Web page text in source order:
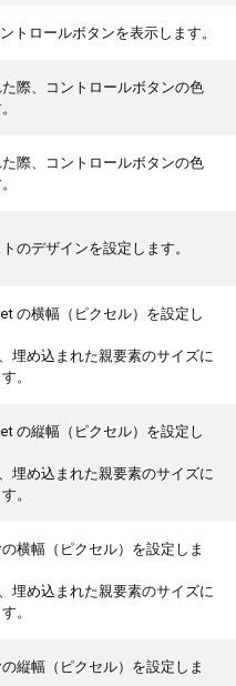
トロールボタンを表示します。
際、コントロールボタンの色
際、コントロールボタンの色
のデザインを設定します。
の横幅（ピクセル）を設定し
埋め込まれた親要素のサイズに
。
の縦幅（ピクセル）を設定し
埋め込まれた親要素のサイズに
。
横幅（ピクセル）を設定しま
埋め込まれた親要素のサイズに
。
縦幅（ピクセル）を設定しま